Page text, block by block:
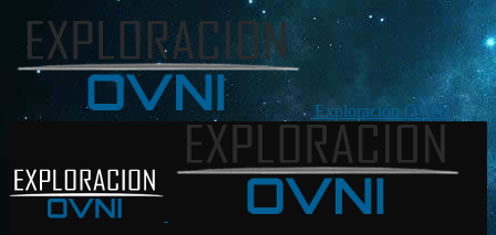
Exploración OVNI